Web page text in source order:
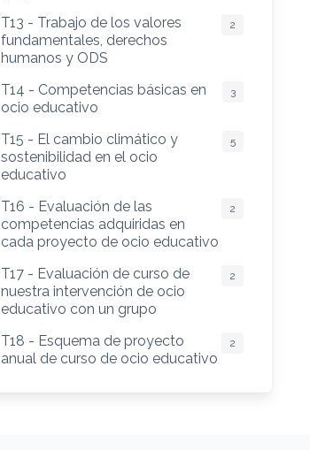
T13 - Trabajo de los valores
fundamentales, derechos
humanos y ODS
2
T14 - Competencias básicas en
ocio educativo
3
T15 - El cambio climático y
sostenibilidad en el ocio
educativo
5
T16 - Evaluación de las
competencias adquiridas en
cada proyecto de ocio educativo
2
T17 - Evaluación de curso de
nuestra intervención de ocio
educativo con un grupo
2
T18 - Esquema de proyecto
anual de curso de ocio educativo
2